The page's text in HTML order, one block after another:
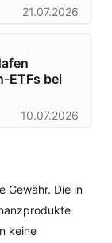
21.07.2026
ETFs bei
10.07.2026
Gewähr. Die in
keine